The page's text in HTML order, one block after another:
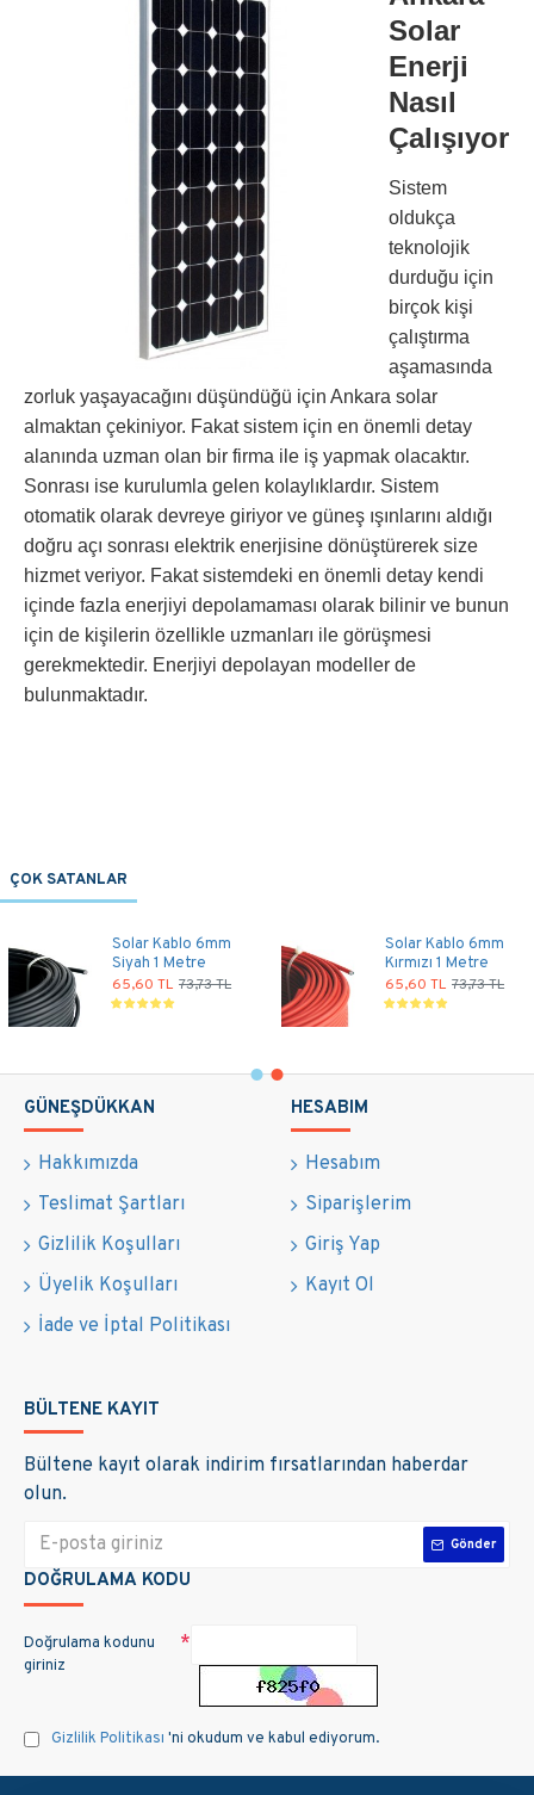
Solar
Enerji
Nasıl
Çalışıyor
Sistem
oldukça
teknolojik
durduğu için
birçok kişi
çalıştırma
aşamasında
zorluk yaşayacağını düşündüğü için Ankara solar
almaktan çekiniyor. Fakat sistem için en önemli detay
alanında uzman olan bir firma ile iş yapmak olacaktır.
Sonrası ise kurulumla gelen kolaylıklardır. Sistem
otomatik olarak devreye giriyor ve güneş ışınlarını aldığı
doğru açı sonrası elektrik enerjisine dönüştürerek size
hizmet veriyor. Fakat sistemdeki en önemli detay kendi
içinde fazla enerjiyi depolamaması olarak bilinir ve bunun
için de kişilerin özellikle uzmanları ile görüşmesi
gerekmektedir. Enerjiyi depolayan modeller de
bulunmaktadır.
ÇOK SATANLAR
Solar Kablo 6mm
Siyah 1 Metre
65,60 TL 73,73 TL
Solar Kablo 6mm
Kırmızı 1 Metre
65,60 TL 73,73 TL
GÜNEŞDÜKKAN
Hakkımızda
Teslimat Şartları
Gizlilik Koşulları
Üyelik Koşulları
İade ve İptal Politikası
HESABIM
Hesabım
Siparişlerim
Giriş Yap
Kayıt Ol
BÜLTENE KAYIT
Bültene kayıt olarak indirim fırsatlarından haberdar
olun.
Gönder
DOĞRULAMA KODU
Doğrulama kodunu
giriniz
Gizlilik Politikası 'ni okudum ve kabul ediyorum.